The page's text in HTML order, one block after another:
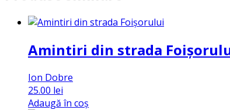
Amintiri din strada
Ion Dobre
25.00 lei
Adaugă în coș